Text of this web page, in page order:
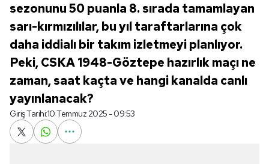
sezonunu 50 puanla 8. sırada tamamlayan
sarı-kırmızılılar, bu yıl taraftarlarına çok
daha iddialı bir takım izletmeyi planlıyor.
Peki, CSKA 1948-Göztepe hazırlık maçı ne
zaman, saat kaçta ve hangi kanalda canlı
yayınlanacak?
Giriş Tarihi:10 Temmuz 2025 - 09:53